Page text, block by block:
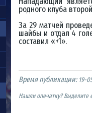
родного клуба
За 29 матчей
шайбы и отдал 4
составил «+1».
Время публикации: 19-
Нашли опечатку? Выделите